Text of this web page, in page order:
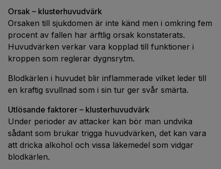
Orsak – klusterhuvudvärk
Orsaken till sjukdomen är inte känd men i omkring fem
procent av fallen har ärftlig orsak konstaterats.
Huvudvärken verkar vara kopplad till funktioner i
kroppen som reglerar dygnsrytm.
Blodkärlen i huvudet blir inflammerade vilket leder till
en kraftig svullnad som i sin tur ger svår smärta.
Utlösande faktorer – klusterhuvudvärk
Under perioder av attacker kan bör man undvika
sådant som brukar trigga huvudvärken, det kan vara
att dricka alkohol och vissa läkemedel som vidgar
blodkärlen.